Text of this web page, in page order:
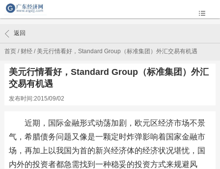
首页/ 财经/美元行情看好，Standard Group（标准集团）外汇交易有机遇
返回
美元行情看好，Standard Group（标准集团）外汇
交易有机遇
发布时间:2015/09/02
近期，国际金融形式动荡加剧，欧元区经济市场不景
气，希腊债务问题又像是一颗定时炸弹影响着国家金融市
场，再加上以我国为首的新兴经济体的经济状况堪忧，国
内外的投资者都急需找到一种稳妥的投资方式来规避风